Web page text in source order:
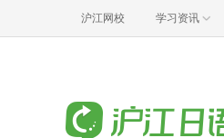
沪江网校 学习资讯